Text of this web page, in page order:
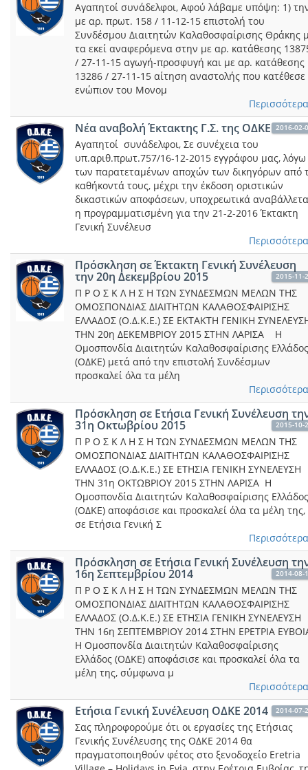
Αγαπητοί συνάδελφοι, Αφού λάβαμε υπόψη: 1)
με αρ. πρωτ. 158 / 11-12-15 επιστολή του
Συνδέσμου Διαιτητών Καλαθοσφαίρισης Θράκης
τα εκεί αναφερόμενα στην με αρ. κατάθεσης
/ 27-11-15 αγωγή-προσφυγή και με αρ. κατάθεσης
13286 / 27-11-15 αίτηση αναστολής που κατέθεσε
ενώπιον του Μονομ
Νέα αναβολή Έκτακτης Γ.Σ. της ΟΔΚΕ 2016-02-
Αγαπητοί συνάδελφοι, Σε συνέχεια του
υπ.αριθ.πρωτ.757/16-12-2015 εγγράφου μας, λόγω
των παρατεταμένων αποχών των δικηγόρων από
καθήκοντά τους, μέχρι την έκδοση οριστικών
δικαστικών αποφάσεων, υποχρεωτικά
η προγραμματισμένη για την 21-2-2016 Έκτακτη
Γενική Συνέλευσ
Πρόσκληση σε Έκτακτη Γενική Συνέλευση
την 20η Δεκεμβρίου 2015 2015-11-
Π Ρ Ο Σ Κ Λ Η Σ Η ΤΩΝ ΣΥΝΔΕΣΜΩΝ ΜΕΛΩΝ ΤΗΣ
ΟΜΟΣΠΟΝΔΙΑΣ ΔΙΑΙΤΗΤΩΝ ΚΑΛΑΘΟΣΦΑΙΡΙΣΗΣ
ΕΛΛΑΔΟΣ (Ο.Δ.Κ.Ε.) ΣΕ ΕΚΤΑΚΤΗ ΓΕΝΙΚΗ
ΤΗΝ 20η ΔΕΚΕΜΒΡΙΟΥ 2015 ΣΤΗΝ ΛΑΡΙΣΑ Η
Ομοσπονδία Διαιτητών Καλαθοσφαίρισης Ελλάδος
(ΟΔΚΕ) μετά από την επιστολή Συνδέσμων
προσκαλεί όλα τα μέλη
Πρόσκληση σε Ετήσια Γενική Συνέλευση
31η Oκτωβρίου 2015 2015-10-
Π Ρ Ο Σ Κ Λ Η Σ Η ΤΩΝ ΣΥΝΔΕΣΜΩΝ ΜΕΛΩΝ ΤΗΣ
ΟΜΟΣΠΟΝΔΙΑΣ ΔΙΑΙΤΗΤΩΝ ΚΑΛΑΘΟΣΦΑΙΡΙΣΗΣ
ΕΛΛΑΔΟΣ (Ο.Δ.Κ.Ε.) ΣΕ ΕΤΗΣΙΑ ΓΕΝΙΚΗ ΣΥΝΕΛΕΥΣΗ
ΤΗΝ 31η ΟΚΤΩΒΡΙΟΥ 2015 ΣΤΗΝ ΛΑΡΙΣΑ Η
Ομοσπονδία Διαιτητών Καλαθοσφαίρισης Ελλάδος
(ΟΔΚΕ) αποφάσισε και προσκαλεί όλα τα μέλη της,
σε Ετήσια Γενική Σ
Πρόσκληση σε Ετήσια Γενική Συνέλευση
16η Σεπτεμβρίου 2014 2014-08-
Π Ρ Ο Σ Κ Λ Η Σ Η ΤΩΝ ΣΥΝΔΕΣΜΩΝ ΜΕΛΩΝ ΤΗΣ
ΟΜΟΣΠΟΝΔΙΑΣ ΔΙΑΙΤΗΤΩΝ ΚΑΛΑΘΟΣΦΑΙΡΙΣΗΣ
ΕΛΛΑΔΟΣ (Ο.Δ.Κ.Ε.) ΣΕ ΕΤΗΣΙΑ ΓΕΝΙΚΗ ΣΥΝΕΛΕΥΣΗ
ΤΗΝ 16η ΣΕΠΤΕΜΒΡΙΟΥ 2014 ΣΤΗΝ ΕΡΕΤΡΙΑ
Η Ομοσπονδία Διαιτητών Καλαθοσφαίρισης
Ελλάδος (ΟΔΚΕ) αποφάσισε και προσκαλεί όλα τα
μέλη της, σύμφωνα μ
Ετήσια Γενική Συνέλευση ΟΔΚΕ 2014 2014-07-
Σας πληροφορούμε ότι οι εργασίες της Ετήσιας
Γενικής Συνέλευσης της ΟΔΚΕ 2014 θα
πραγματοποιηθούν φέτος στο ξενοδοχείο Eretria